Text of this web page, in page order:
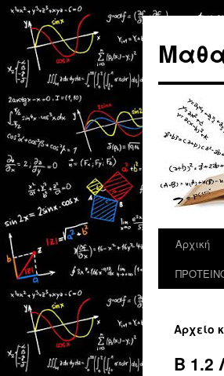
περιεχόμενο
Αρχική
Αρχείο
Β 1.2